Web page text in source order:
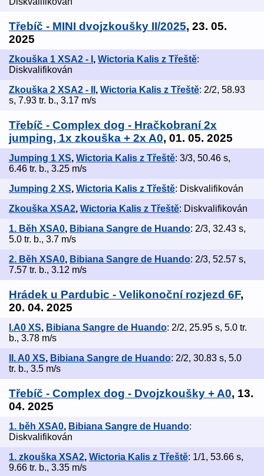
Třebíč - MINI dvojzkoušky II/2025, 23. 05.
2025
Zkouška 1 XSA2 - I , Wictoria Kalis z Třeště:
Diskvalifikován
Zkouška 2 XSA2 - II , Wictoria Kalis z Třeště: 2/2, 58.93
s, 7.93 tr. b., 3.17 m/s
Třebíč - Complex dog - Hračkobraní 2x
jumping, 1x zkouška + 2x A0, 01. 05. 2025
Jumping 1 XS, Wictoria Kalis z Třeště: 3/3, 50.46 s,
6.46 tr. b., 3.25 m/s
Jumping 2 XS, Wictoria Kalis z Třeště: Diskvalifikován
Zkouška XSA2, Wictoria Kalis z Třeště: Diskvalifikován
1. Běh XSA0, Bibiana Sangre de Huando: 2/3, 32.43 s,
5.0 tr. b., 3.7 m/s
2. Běh XSA0, Bibiana Sangre de Huando: 2/3, 52.57 s,
7.57 tr. b., 3.12 m/s
Hrádek u Pardubic - Velikonoční rozjezd 6F,
20. 04. 2025
I.A0 XS, Bibiana Sangre de Huando: 2/2, 25.95 s, 5.0 tr.
b., 3.78 m/s
II. A0 XS, Bibiana Sangre de Huando: 2/2, 30.83 s, 5.0
tr. b., 3.5 m/s
Třebíč - Complex dog - Dvojzkoušky + A0, 13.
04. 2025
1. běh XSA0, Bibiana Sangre de Huando:
Diskvalifikován
1. zkouška XSA2, Wictoria Kalis z Třeště: 1/1, 53.66 s,
9.66 tr. b., 3.35 m/s